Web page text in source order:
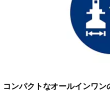
コンパクトなオールインワ